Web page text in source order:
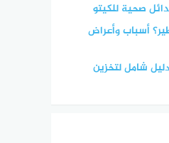
صحية للكيتو
أسباب وأعراض
دليل شامل لتخزين